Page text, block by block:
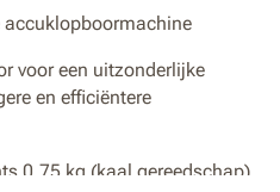
voor een uitzonderlijke
en efficiëntere
0,75 kg (kaal gereedschap)